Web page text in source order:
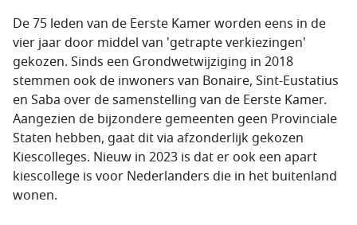
De 75 leden van de Eerste Kamer worden eens in de
vier jaar door middel van 'getrapte verkiezingen'
gekozen. Sinds een Grondwetwijziging in 2018
stemmen ook de inwoners van Bonaire, Sint-Eustatius
en Saba over de samenstelling van de Eerste Kamer.
Aangezien de bijzondere gemeenten geen Provinciale
Staten hebben, gaat dit via afzonderlijk gekozen
Kiescolleges. Nieuw in 2023 is dat er ook een apart
kiescollege is voor Nederlanders die in het buitenland
wonen.